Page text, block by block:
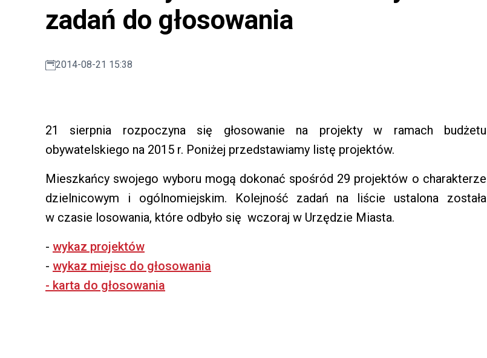
zadań do głosowania
2014-08-21 15:38
21 sierpnia rozpoczyna się głosowanie na projekty w ramach budżetu
obywatelskiego na 2015 r. Poniżej przedstawiamy listę projektów.
Mieszkańcy swojego wyboru mogą dokonać spośród 29 projektów o charakterze
dzielnicowym i ogólnomiejskim. Kolejność zadań na liście ustalona została
w czasie losowania, które odbyło się wczoraj w Urzędzie Miasta.
- wykaz projektów
- wykaz miejsc do głosowania
- karta do głosowania